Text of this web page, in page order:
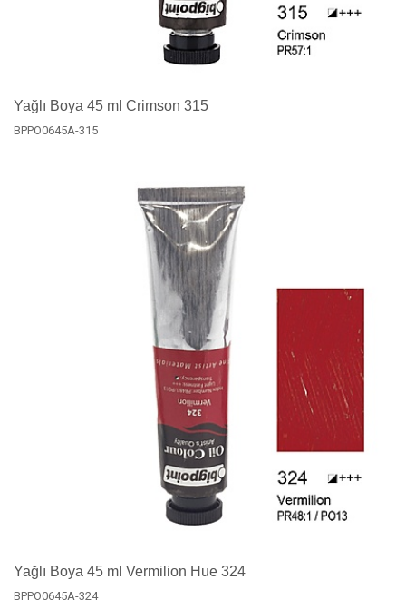
Yağlı Boya 45 ml Crimson 315
BPPO0645A-315
Yağlı Boya 45 ml Vermilion Hue 324
BPPO0645A-324